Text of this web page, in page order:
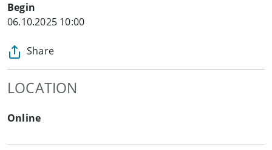
Begin
06.10.2025 10:00
Share
LOCATION
Online